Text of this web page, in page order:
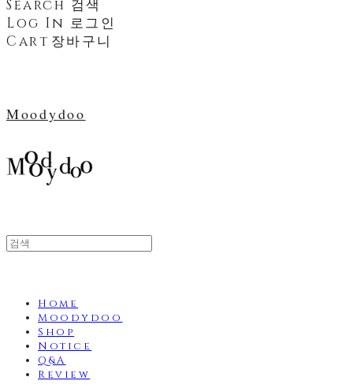
Search 검색
Log In 로그인
Cart 장바구니
Moodydoo
Home
Moodydoo
Shop
Notice
Q&A
Review